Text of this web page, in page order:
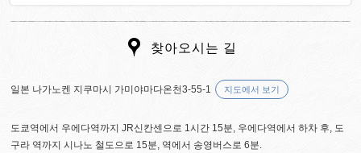
찾아오시는 길
일본 나가노켄 지쿠마시 가미야마다온천3-55-1 지도에서 보기
도쿄역에서 우에다역까지 JR신칸센으로 1시간 15분, 우에다역에서 하차 후, 도
구라 역까지 시나노 철도으로 15분, 역에서 송영버스로 6분.